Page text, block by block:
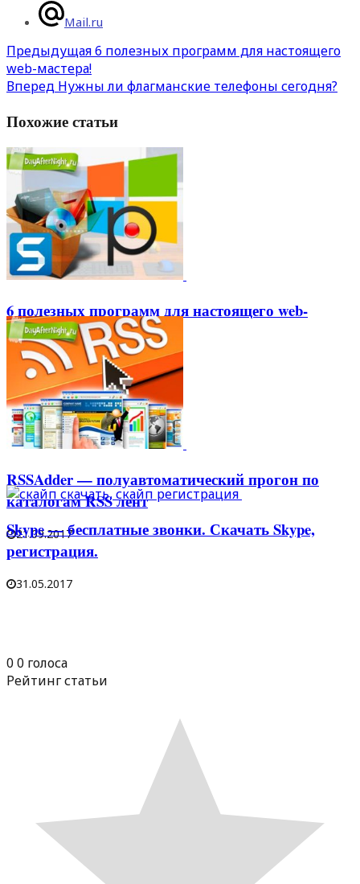
Mail.ru
Предыдущая6 полезных программ для настоящего
web-мастера!
Вперед Нужны ли флагманские телефоны сегодня?
Похожие статьи
6 полезных программ для настоящего web-
мастера!
24.02.2020
RSSAdder — полуавтоматический прогон по
каталогам RSS лент
21.09.2017
Skype — бесплатные звонки. Скачать Skype,
регистрация.
31.05.2017
00 голоса
Рейтинг статьи